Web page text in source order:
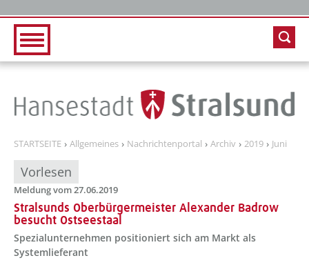
STARTSEITE Allgemeines Nachrichtenportal Archiv 2019 Juni
Vorlesen
Meldung vom 27.06.2019
Stralsunds Oberbürgermeister Alexander Badrow
besucht Ostseestaal
Spezialunternehmen positioniert sich am Markt als
Systemlieferant